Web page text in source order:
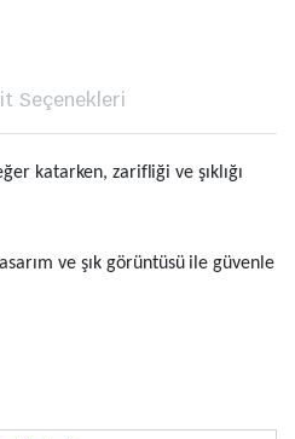
Seçenekleri
katarken, zarifliği ve şıklığı
ve şık görüntüsü ile güvenle